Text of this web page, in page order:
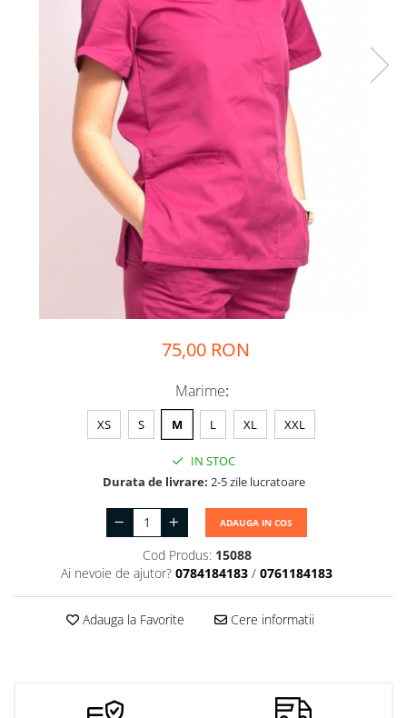
75,00 RON
Marime:
XS S M L XL XXL
IN STOC
Durata de livrare: 2-5 zile lucratoare
ADAUGA IN COS
Cod Produs: 15088
Ai nevoie de ajutor? 0784184183 / 0761184183
Adauga la Favorite Cere informatii